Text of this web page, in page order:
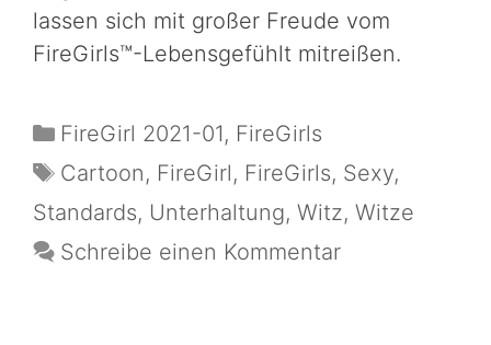
lassen sich mit großer Freude vom
FireGirls™-Lebensgefühlt mitreißen.
FireGirl 2021-01, FireGirls
Cartoon, FireGirl, FireGirls, Sexy,
Standards, Unterhaltung, Witz, Witze
Schreibe einen Kommentar